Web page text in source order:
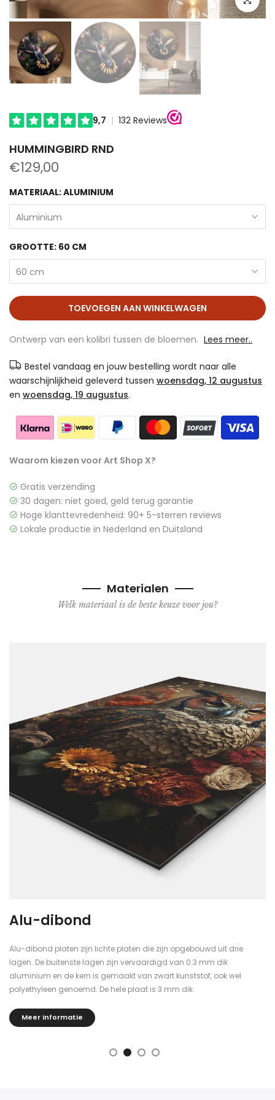
HUMMINGBIRD RND
€129,00
MATERIAAL:ALUMINIUM
Aluminium
GROOTTE: 60 CM
60 cm
TOEVOEGEN AAN WINKELWAGEN
Ontwerp van een kolibri tussen de bloemen. Lees meer..
Bestel vandaag en jouw bestelling wordt naar alle
waarschijnlijkheid geleverd tussen woensdag, 12 augustus
en woensdag, 19 augustus.
Waarom kiezen voor Art Shop X?
Gratis verzending
30 dagen: niet goed, geld terug garantie
Hoge klanttevredenheid: 90+ 5-sterren reviews
Lokale productie in Nederland en Duitsland
Materialen
Welk materiaal is de beste keuze voor jou?
Alu-dibond
Alu-dibond platen zijn lichte platen die zijn opgebouwd uit drie
lagen. De buitenste lagen zijn vervaardigd van 0.3 mm dik
aluminium en de kern is gemaakt van zwart kunststof, ook wel
polyethyleen genoemd. De hele plaat is 3 mm dik.
Meer informatie